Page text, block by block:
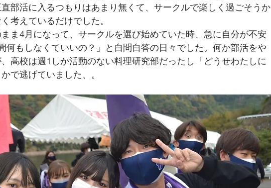
部活に入るつもりはあまり無くて、サークルで楽しく過ごそうか
考えているだけでした。
ま4月になって、サークルを選び始めていた時、急に自分が不安
何もしなくていいの？」と自問自答の日々でした。何か部活をや
高校は週1しか活動のない料理研究部だったし「どうせわたしに
で逃げていました、。